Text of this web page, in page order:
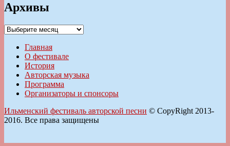
Архивы
Архивы
Главная
О фестивале
История
Авторская музыка
Программа
Организаторы и спонсоры
Ильменский фестиваль авторской песни © CopyRight 2013-
2016. Все права защищены